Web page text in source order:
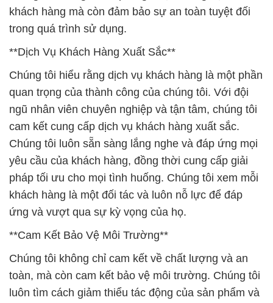
khách hàng mà còn đảm bảo sự an toàn tuyệt đối
trong quá trình sử dụng.
**Dịch Vụ Khách Hàng Xuất Sắc**
Chúng tôi hiểu rằng dịch vụ khách hàng là một phần
quan trọng của thành công của chúng tôi. Với đội
ngũ nhân viên chuyên nghiệp và tận tâm, chúng tôi
cam kết cung cấp dịch vụ khách hàng xuất sắc.
Chúng tôi luôn sẵn sàng lắng nghe và đáp ứng mọi
yêu cầu của khách hàng, đồng thời cung cấp giải
pháp tối ưu cho mọi tình huống. Chúng tôi xem mỗi
khách hàng là một đối tác và luôn nỗ lực để đáp
ứng và vượt qua sự kỳ vọng của họ.
**Cam Kết Bảo Vệ Môi Trường**
Chúng tôi không chỉ cam kết về chất lượng và an
toàn, mà còn cam kết bảo vệ môi trường. Chúng tôi
luôn tìm cách giảm thiểu tác động của sản phẩm và